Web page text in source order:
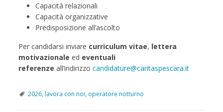
Capacità relazionali
Capacità organizzative
Predisposizione all’ascolto
Per candidarsi inviare curriculum vitae, lettera
motivazionale ed eventuali
referenze all’indirizzocandidature@caritaspescara.it
2026,lavora con noi, operatore notturno